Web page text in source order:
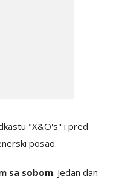
"X&O's" i pred
posao.
sa sobom. Jedan dan